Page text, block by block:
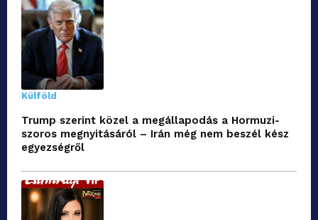
Külföld
Trump szerint közel a megállapodás a Hormuzi-
szoros megnyitásáról – Irán még nem beszél kész
egyezségről